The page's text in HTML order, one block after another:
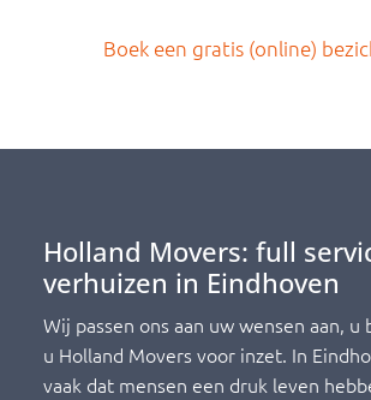
Boek een gratis (online)
Holland Movers: full
verhuizen in Eindhoven
Wij passen ons aan uw wensen aan, u
u Holland Movers voor inzet. In
vaak dat mensen een druk leven